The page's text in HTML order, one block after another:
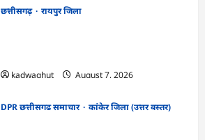
छत्तीसगढ़
रायपुर जिला
kadwaghut
August 7, 2026
DPR छत्तीसगढ समाचार
कांकेर जिला (उत्तर बस्तर)